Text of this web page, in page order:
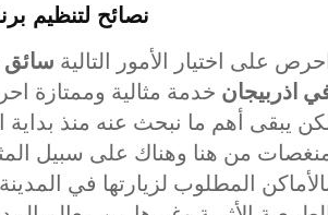
نصائح لتنظيم
على اختيار الأمور التالية سائق
اذربيجان خدمة مثالية وممتازة
يبقى أهم ما نبحث عنه منذ بداية
من هنا وهناك على سبيل
المطلوب لزيارتها في